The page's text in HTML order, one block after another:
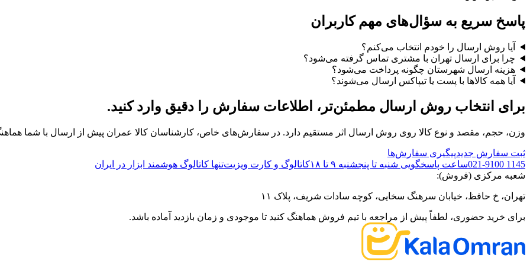
پاسخ سریع به سؤال‌های مهم کاربران
آیا روش ارسال را خودم انتخاب می‌کنم؟
چرا برای ارسال تهران با مشتری تماس گرفته می‌شود؟
هزینه ارسال شهرستان چگونه پرداخت می‌شود؟
آیا همه کالاها با پست یا تیپاکس ارسال می‌شوند؟
برای انتخاب روش ارسال مطمئن‌تر، اطلاعات سفارش را دقیق وارد کنید.
وزن، حجم، مقصد و نوع کالا روی روش ارسال اثر مستقیم دارد. در سفارش‌های خاص، کارشناسان کالا عمران پیش از ارسال با شما
ثبت سفارش جدیدپیگیری سفارش‌ها
021-9100 1145ساعت پاسخگویی شنبه تا پنجشنبه ۹ تا ۱۸ کاتالوگ و کارت ویزیتتنها کاتالوگ هوشمند ابزار در ایران
شعبه مرکزی (فروش):
تهران، خ حافظ، خیابان سرهنگ سخایی، کوچه سادات شریف، پلاک ۱۱
برای خرید حضوری، لطفاً پیش از مراجعه با تیم فروش هماهنگ کنید تا موجودی و زمان بازدید آماده باشد.